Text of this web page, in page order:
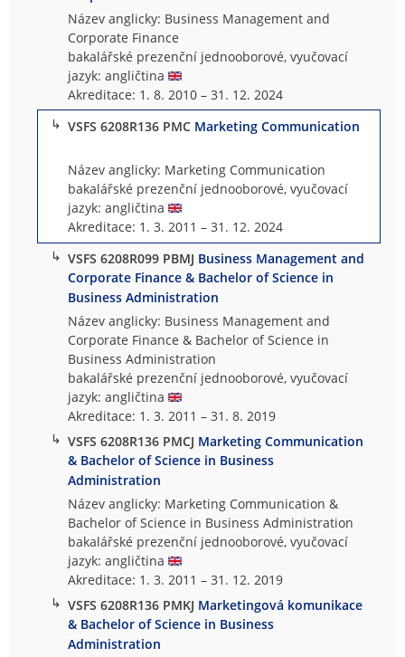
Název anglicky: Business Management and
Corporate Finance
bakalářské prezenční jednooborové, vyučovací
jazyk: angličtina
Akreditace: 1. 8. 2010 – 31. 12. 2024
↳ VSFS 6208R136 PMC Marketing Communication
Název anglicky: Marketing Communication
bakalářské prezenční jednooborové, vyučovací
jazyk: angličtina
Akreditace: 1. 3. 2011 – 31. 12. 2024
↳ VSFS 6208R099 PBMJ Business Management and
Corporate Finance & Bachelor of Science in
Business Administration
Název anglicky: Business Management and
Corporate Finance & Bachelor of Science in
Business Administration
bakalářské prezenční jednooborové, vyučovací
jazyk: angličtina
Akreditace: 1. 3. 2011 – 31. 8. 2019
↳ VSFS 6208R136 PMCJ Marketing Communication
& Bachelor of Science in Business
Administration
Název anglicky: Marketing Communication &
Bachelor of Science in Business Administration
bakalářské prezenční jednooborové, vyučovací
jazyk: angličtina
Akreditace: 1. 3. 2011 – 31. 12. 2019
↳ VSFS 6208R136 PMKJ Marketingová komunikace
& Bachelor of Science in Business
Administration